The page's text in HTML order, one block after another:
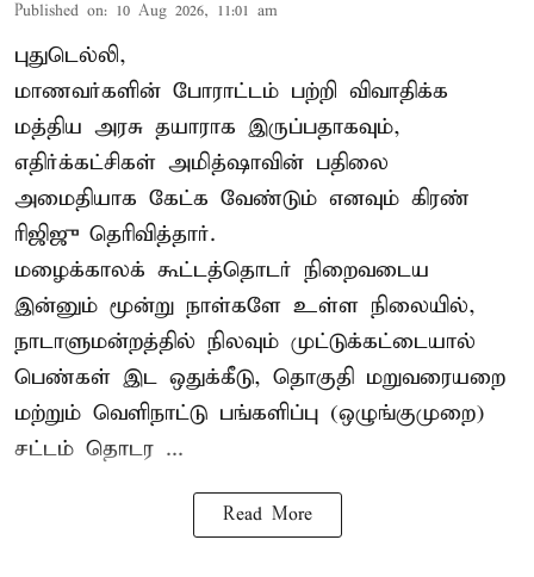
Published on: 10 Aug 2026, 11:01 am
புதுடெல்லி,
மாணவர்களின் போராட்டம் பற்றி விவாதிக்க
மத்திய அரசு தயாராக இருப்பதாகவும்,
எதிர்க்கட்சிகள் அமித்ஷாவின் பதிலை
அமைதியாக கேட்க வேண்டும் எனவும் கிரண்
ரிஜிஜு தெரிவித்தார்.
மழைக்காலக் கூட்டத்தொடர் நிறைவடைய
இன்னும் மூன்று நாள்களே உள்ள நிலையில்,
நாடாளுமன்றத்தில் நிலவும் முட்டுக்கட்டையால்
பெண்கள் இட ஒதுக்கீடு, தொகுதி மறுவரையறை
மற்றும் வெளிநாட்டு பங்களிப்பு (ஒழுங்குமுறை)
சட்டம் தொடர ...
Read More